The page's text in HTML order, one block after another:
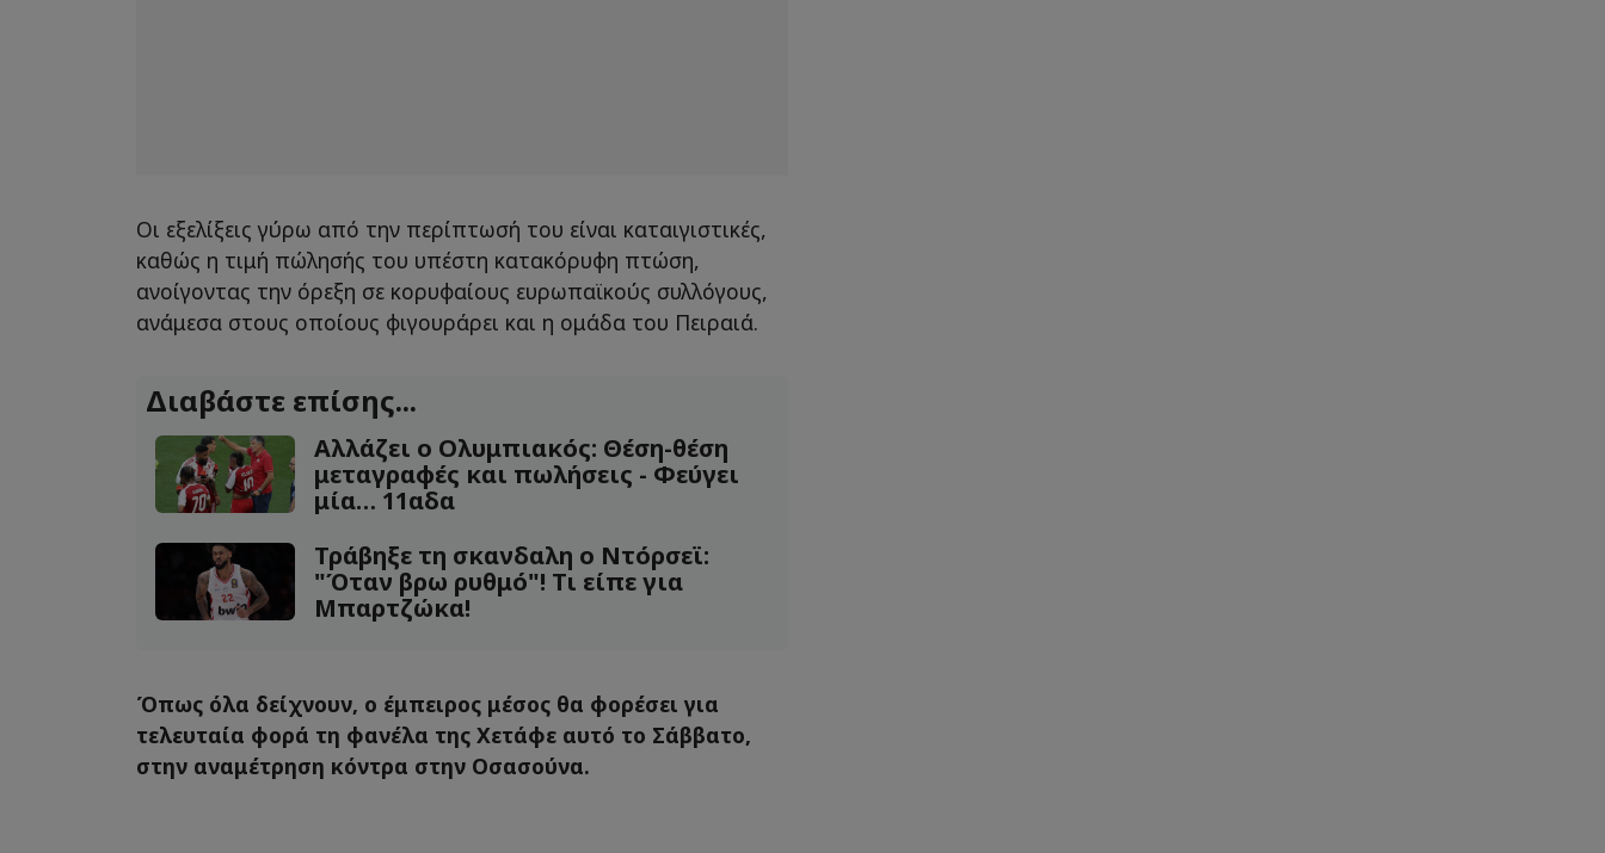
Οι εξελίξεις γύρω από την περίπτωσή του είναι καταιγιστικές,
καθώς η τιμή πώλησής του υπέστη κατακόρυφη πτώση,
ανοίγοντας την όρεξη σε κορυφαίους ευρωπαϊκούς συλλόγους,
ανάμεσα στους οποίους φιγουράρει και η ομάδα του Πειραιά.
Διαβάστε επίσης...
Αλλάζει ο Ολυμπιακός: Θέση-θέση
μεταγραφές και πωλήσεις - Φεύγει
μία… 11αδα
Τράβηξε τη σκανδαλη ο Ντόρσεϊ:
"Όταν βρω ρυθμό"! Τι είπε για
Μπαρτζώκα!
Όπως όλα δείχνουν, ο έμπειρος μέσος θα φορέσει για
τελευταία φορά τη φανέλα της Χετάφε αυτό το Σάββατο,
στην αναμέτρηση κόντρα στην Οσασούνα.